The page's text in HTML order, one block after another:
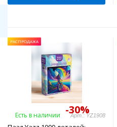
РАСПРОДАЖА
-30%
Есть в наличии Арт.: YZ1908